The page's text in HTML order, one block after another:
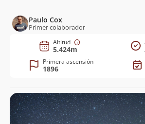
Paulo Cox
Primer colaborador
Altitud
5.424m
Primera ascensión
1896